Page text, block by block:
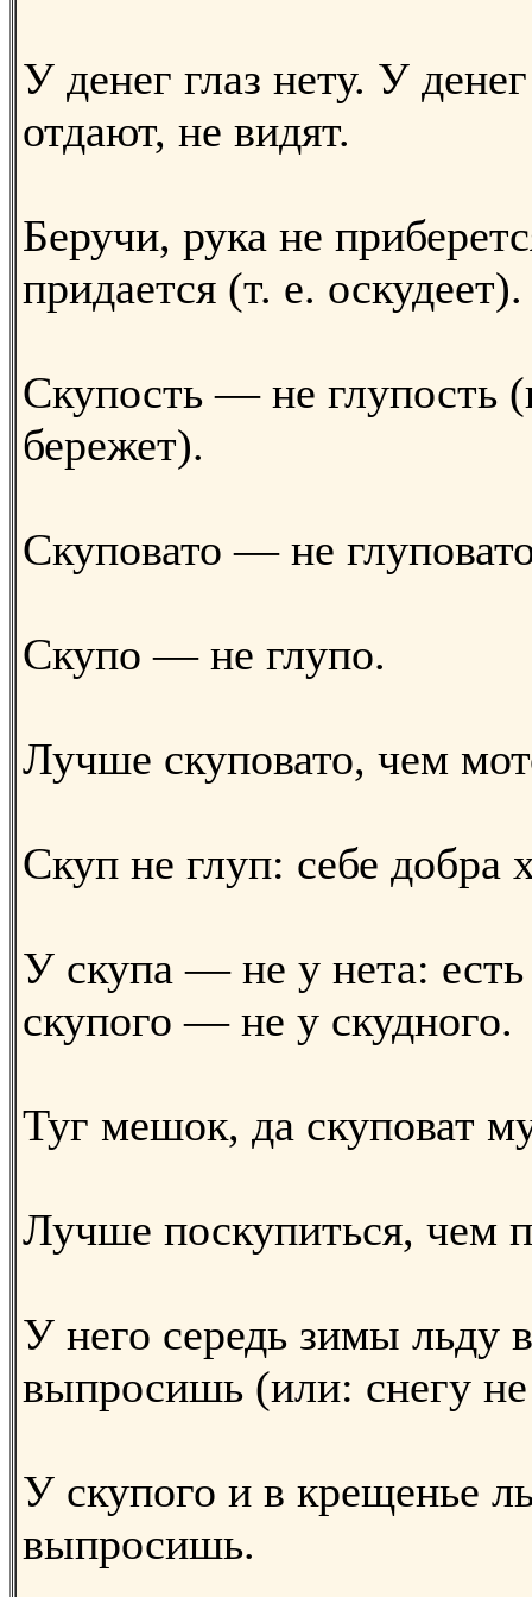
У денег глаз нету. У
отдают, не видят.
Беручи, рука не
придается (т. е. оскудеет).
Скупость — не глупость
бережет).
Скуповато — не
Скупо — не глупо.
Лучше скуповато, чем
Скуп не глуп: себе добра
У скупа — не у нета: есть
скупого — не у скудного.
Туг мешок, да скуповат
Лучше поскупиться, чем
У него середь зимы льду
выпросишь (или: снегу
У скупого и в крещенье
выпросишь.